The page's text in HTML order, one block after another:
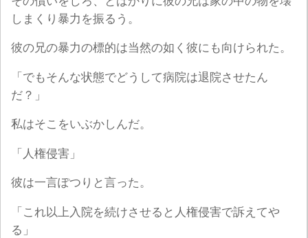
しまくり暴力を振るう。
彼の兄の暴力の標的は当然の如く彼にも向けられた。
「でもそんな状態でどうして病院は退院させたん
だ？」
私はそこをいぶかしんだ。
「人権侵害」
彼は一言ぽつりと言った。
「これ以上入院を続けさせると人権侵害で訴えてや
る」